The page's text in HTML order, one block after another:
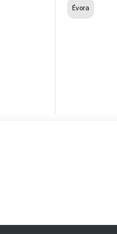
Évora